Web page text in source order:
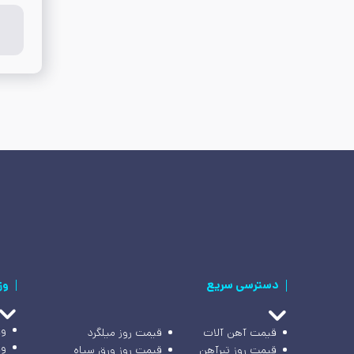
دسترسی سریع
قیمت آهن آلات
قیمت روز میلگرد
قیمت روز تیرآهن
قیمت روز ورق سیاه